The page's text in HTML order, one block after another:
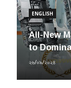
ENGLISH
All-New
to
২৬/০৯/২০২৪